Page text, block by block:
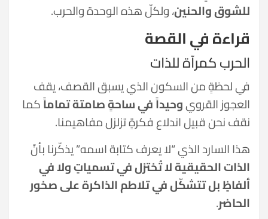
للشوق والحنين، ولكلّ هذه الوحدة والحرب.
قراءة في القصة
الحرب كمرآة للذات
في لحظةٍ من السكون الذي يسبق القصف، يقف
العجوز القرويوحيداً في ساحةٍ صامتة تماماًكما
نقف نحن قبيل اندلاع فكرةٍ تزلزل مفاهيمنا.
هذا السارد الذي “لا يعرف كتابة اسمه” يذكّرنا بأنّ
الذات الحقيقية لا تُختزل في تسمياتٍ ولا في
ألفاظٍ بل تتشكّل في تلاطم الذاكرة على صخور
الحاضر.